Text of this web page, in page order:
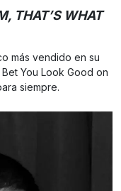
THAT’S WHAT
más vendido en su
You Look Good on
siempre.